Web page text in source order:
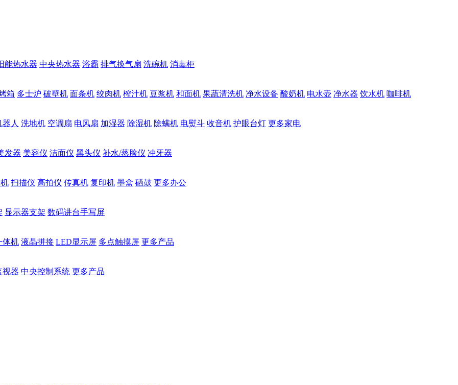
能热水器 中央热水器 浴霸 排气换气扇 洗碗机 消毒柜
箱 多士炉 破壁机 面条机 绞肉机 榨汁机 豆浆机 和面机 果蔬清洗机 净水设备 酸奶机 电水壶 净水器 饮水机 咖啡机
人 洗地机 空调扇 电风扇 加湿器 除湿机 除螨机 电熨斗 收音机 护眼台灯 更多家电
发器 美容仪 洁面仪 黑头仪 补水/蒸脸仪 冲牙器
扫描仪 高拍仪 传真机 复印机 墨盒 硒鼓 更多办公
显示器支架 数码讲台手写屏
体机 液晶拼接 LED显示屏 多点触摸屏 更多产品
视器 中央控制系统 更多产品